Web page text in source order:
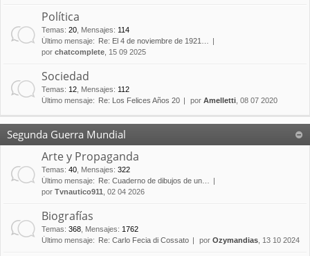
Política
Temas: 20 Mensajes: 114
Último mensaje:
Re: El 4 de noviembre de 1921…
por chatcomplete , 15 09 2025
Sociedad
Temas: 12 Mensajes: 112
Último mensaje:
Re: Los Felices Años 20 por Amelletti , 08 07 2020
Segunda Guerra Mundial
Arte y Propaganda
Temas: 40 Mensajes: 322
Último mensaje:
Re: Cuaderno de dibujos de un…
por Tvnautico911 , 02 04 2026
Biografías
Temas: 368 Mensajes: 1762
Último mensaje:
Re: Carlo Fecia di Cossato por Ozymandias , 13 10 2024